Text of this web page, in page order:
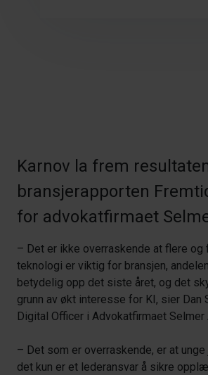
Karnov la frem
bransjerapporten
for advokatfirmaet
– Det er ikke overraskende at flere og
teknologi er viktig for bransjen,
betydelig opp det siste året, og det
grunn av økt interesse for KI, sier Dan
Digital Officer i Advokatfirmaet Selmer
– Det som er overraskende, er at
det kun er et lederansvar å sikre